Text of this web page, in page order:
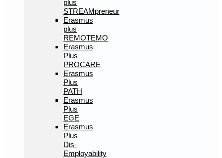
plus
STREAMpreneur
Erasmus
plus
REMOTEMO
Erasmus
Plus
PROCARE
Erasmus
Plus
PATH
Erasmus
Plus
EGE
Erasmus
Plus
Dis-
Employability